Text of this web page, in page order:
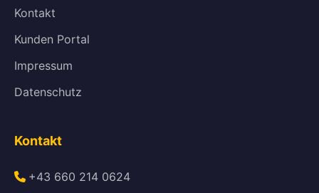
Kontakt
Kunden Portal
Impressum
Datenschutz
Kontakt
+43 660 214 0624